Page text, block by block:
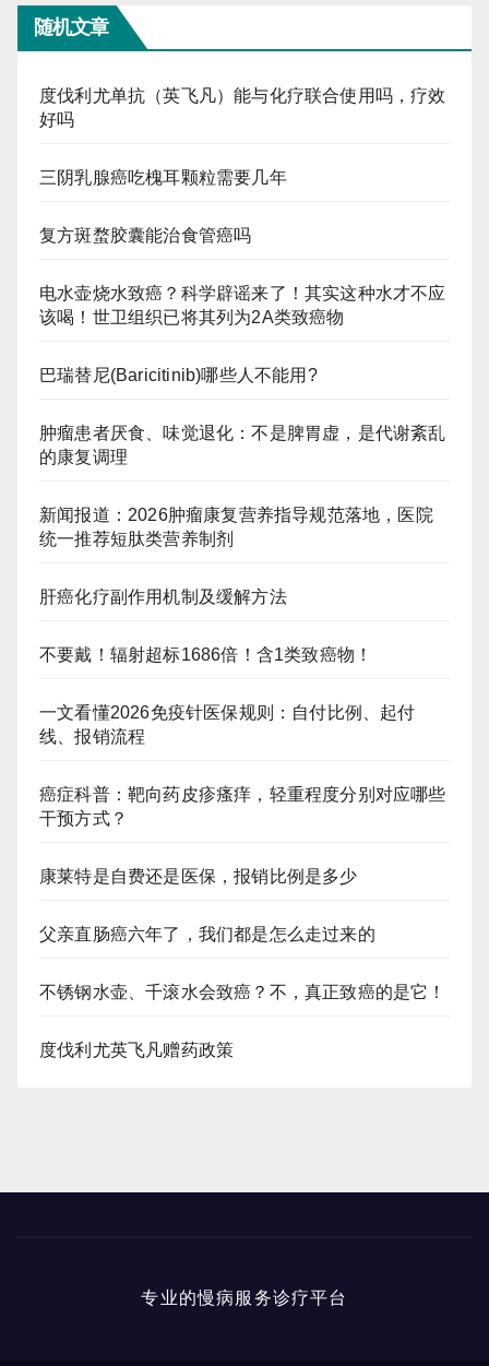
随机文章
度伐利尤单抗（英飞凡）能与化疗联合使用吗，疗效
好吗
三阴乳腺癌吃槐耳颗粒需要几年
复方斑蝥胶囊能治食管癌吗
电水壶烧水致癌？科学辟谣来了！其实这种水才不应
该喝！世卫组织已将其列为2A类致癌物
巴瑞替尼(Baricitinib)哪些人不能用?
肿瘤患者厌食、味觉退化：不是脾胃虚，是代谢紊乱
的康复调理
新闻报道：2026肿瘤康复营养指导规范落地，医院
统一推荐短肽类营养制剂
肝癌化疗副作用机制及缓解方法
不要戴！辐射超标1686倍！含1类致癌物！
一文看懂2026免疫针医保规则：自付比例、起付
线、报销流程
癌症科普：靶向药皮疹瘙痒，轻重程度分别对应哪些
干预方式？
康莱特是自费还是医保，报销比例是多少
父亲直肠癌六年了，我们都是怎么走过来的
不锈钢水壶、千滚水会致癌？不，真正致癌的是它！
度伐利尤英飞凡赠药政策
专业的慢病服务诊疗平台